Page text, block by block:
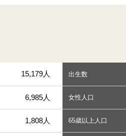
15,179人 出生数
6,985人 女性人口
1,808人 65歳以上人口